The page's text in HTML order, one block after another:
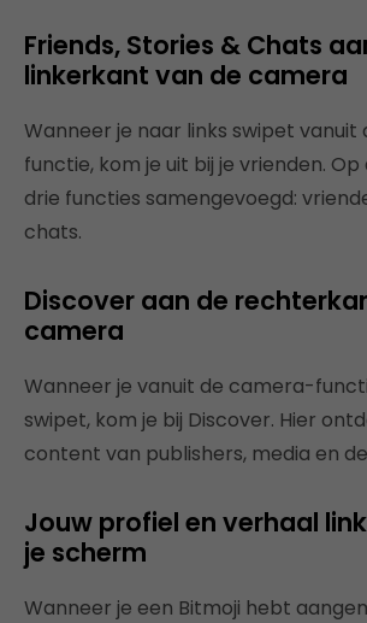
Friends, Stories & Chats
linkerkant van de camera
Wanneer je naar links swipet
functie, kom je uit bij je vrienden. Op
drie functies samengevoegd:
chats.
Discover aan de
camera
Wanneer je vanuit de camera-
swipet, kom je bij Discover. Hier
content van publishers, media en
Jouw profiel en verhaal
je scherm
Wanneer je een Bitmoji hebt